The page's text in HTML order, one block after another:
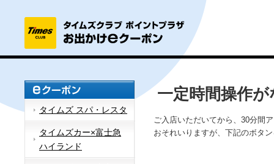
タイムズ スパ・レスタ
タイムズカー×富士急
ハイランド
一定時間操作
ご入店いただいてから、30分間
おそれいりますが、下記のボタ